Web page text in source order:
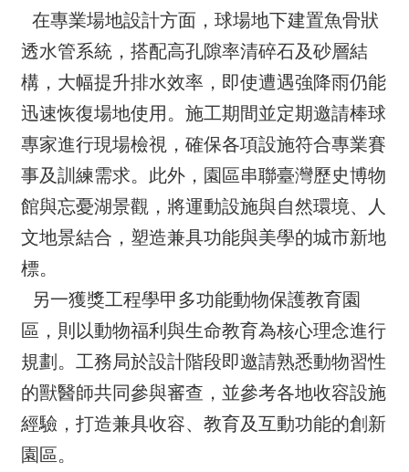
在專業場地設計方面，球場地下建置魚骨狀
透水管系統，搭配高孔隙率清碎石及砂層結
構，大幅提升排水效率，即使遭遇強降雨仍能
迅速恢復場地使用。施工期間並定期邀請棒球
專家進行現場檢視，確保各項設施符合專業賽
事及訓練需求。此外，園區串聯臺灣歷史博物
館與忘憂湖景觀，將運動設施與自然環境、人
文地景結合，塑造兼具功能與美學的城市新地
標。
另一獲獎工程學甲多功能動物保護教育園
區，則以動物福利與生命教育為核心理念進行
規劃。工務局於設計階段即邀請熟悉動物習性
的獸醫師共同參與審查，並參考各地收容設施
經驗，打造兼具收容、教育及互動功能的創新
園區。